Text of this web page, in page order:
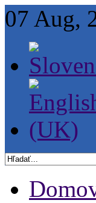
07 Aug,